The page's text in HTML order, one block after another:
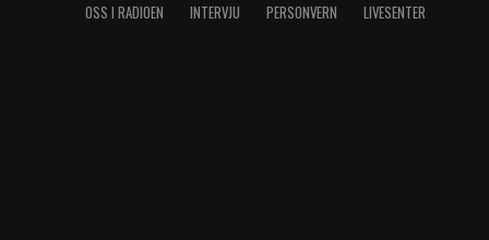
OSS I RADIOEN
INTERVJU PERSONVERN LIVESENTER